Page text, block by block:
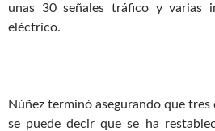
unas 30 señales tráfico y varias
eléctrico.
Núñez terminó asegurando que
se puede decir que se ha